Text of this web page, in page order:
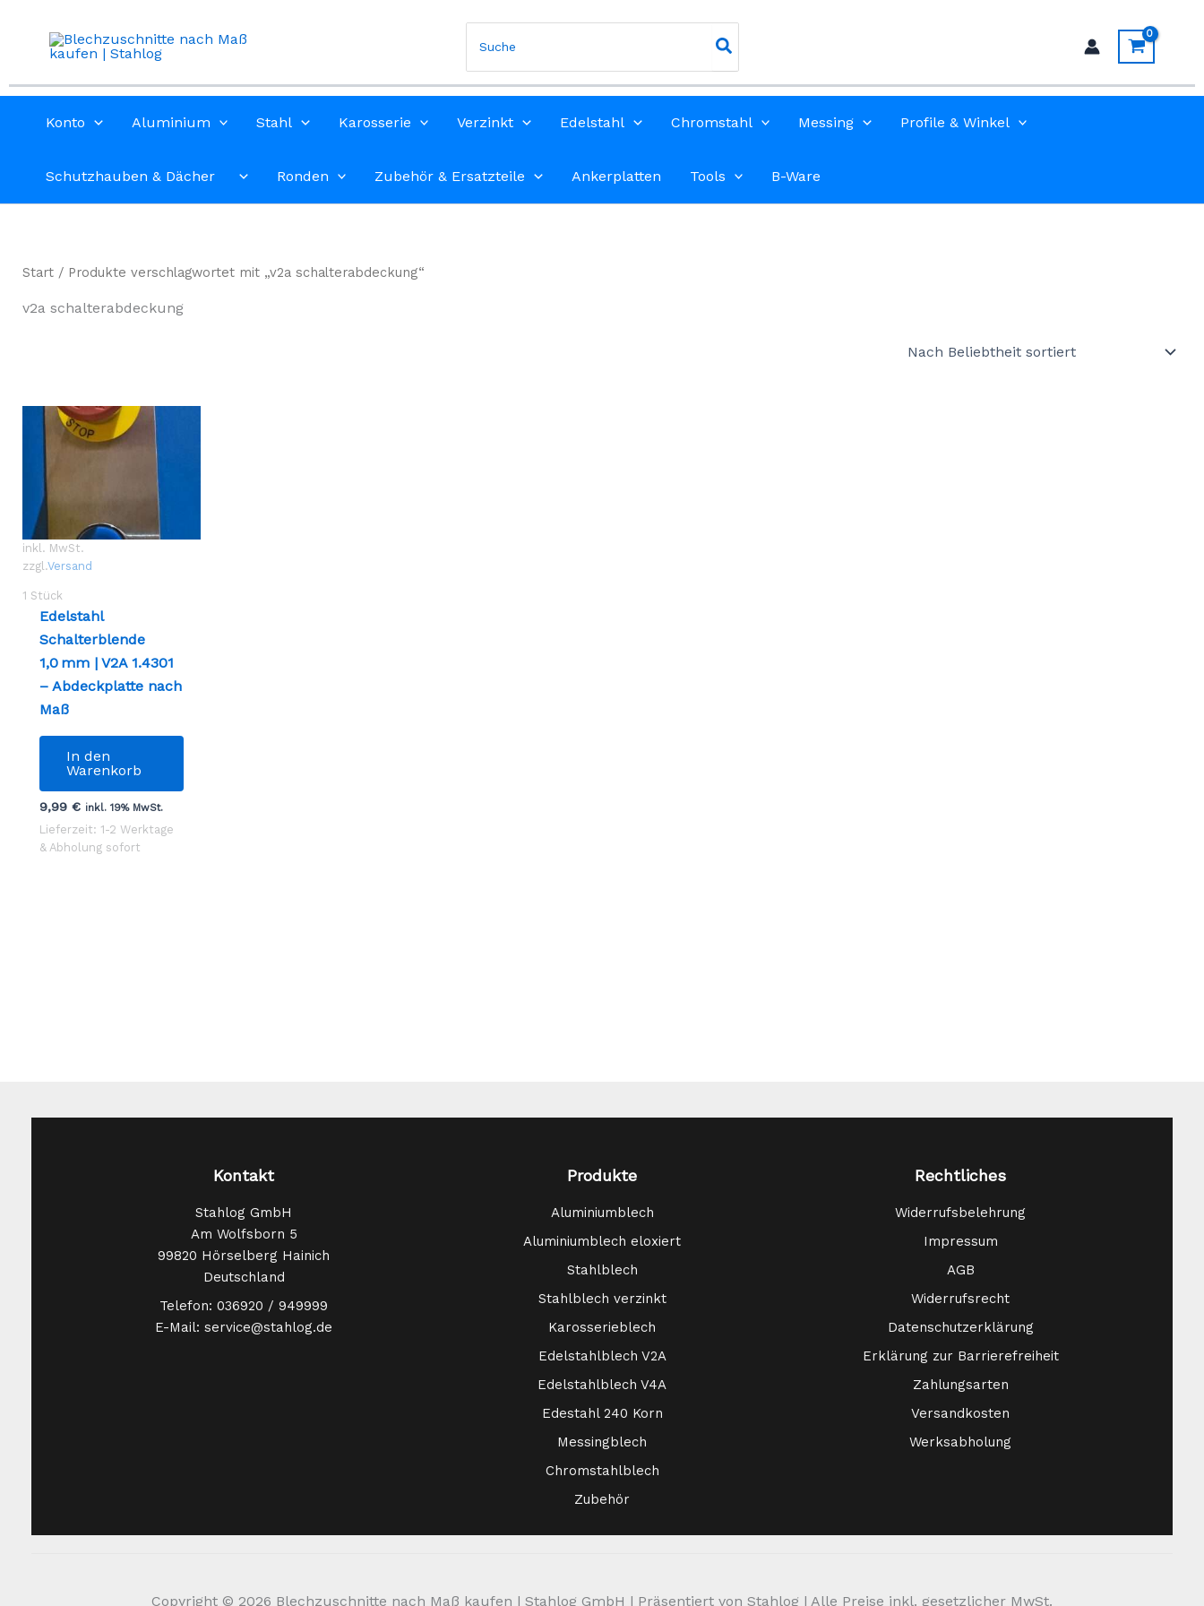
springen
for:
Konto Aluminium Stahl Karosserie Verzinkt Edelstahl Chromstahl Messing Profile & Winkel
Schutzhauben & Dächer Ronden Zubehör & Ersatzteile Ankerplatten Tools B-Ware
Start / Produkte verschlagwortet mit „v2a schalterabdeckung“
v2a schalterabdeckung
inkl. MwSt.
zzgl.Versand
1 Stück
Edelstahl
Schalterblende
1,0 mm | V2A 1.4301
– Abdeckplatte nach
Maß
In den
Warenkorb
9,99€ inkl. 19% MwSt.
Lieferzeit: 1-2 Werktage
& Abholung sofort
Kontakt
Stahlog GmbH
Am Wolfsborn 5
99820 Hörselberg Hainich
Deutschland
Telefon: 036920 / 949999
E-Mail: service@stahlog.de
Produkte
Aluminiumblech
Aluminiumblech eloxiert
Stahlblech
Stahlblech verzinkt
Karosserieblech
Edelstahlblech V2A
Edelstahlblech V4A
Edestahl 240 Korn
Messingblech
Chromstahlblech
Zubehör
Rechtliches
Widerrufsbelehrung
Impressum
AGB
Widerrufsrecht
Datenschutzerklärung
Erklärung zur Barrierefreiheit
Zahlungsarten
Versandkosten
Werksabholung
Copyright © 2026 Blechzuschnitte nach Maß kaufen | Stahlog GmbH | Präsentiert von Stahlog | Alle Preise inkl. gesetzlicher MwSt.